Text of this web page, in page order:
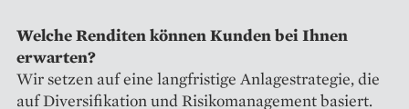
Welche Renditen können Kunden bei Ihnen
erwarten?
Wir setzen auf eine langfristige Anlagestrategie, die
auf Diversifikation und Risikomanagement basiert.